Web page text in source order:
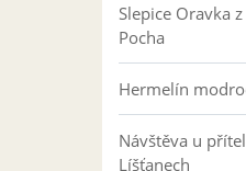
Slepice Oravka
Pocha
Hermelín
Návštěva u
Líšťanech